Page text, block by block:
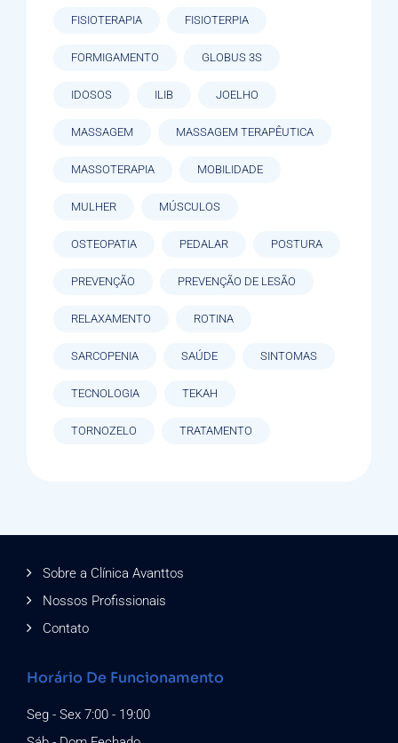
FISIOTERAPIA FISIOTERPIA
FORMIGAMENTO GLOBUS 3S
IDOSOS ILIB JOELHO
MASSAGEM MASSAGEM TERAPÊUTICA
MASSOTERAPIA MOBILIDADE
MULHER MÚSCULOS
OSTEOPATIA PEDALAR POSTURA
PREVENÇÃO PREVENÇÃO DE LESÃO
RELAXAMENTO ROTINA
SARCOPENIA SAÚDE SINTOMAS
TECNOLOGIA TEKAH
TORNOZELO TRATAMENTO
Sobre a Clínica Avanttos
Nossos Profissionais
Contato
Horário De Funcionamento
Seg - Sex 7:00 - 19:00